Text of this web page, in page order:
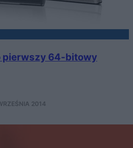
pierwszy 64-bitowy
2014